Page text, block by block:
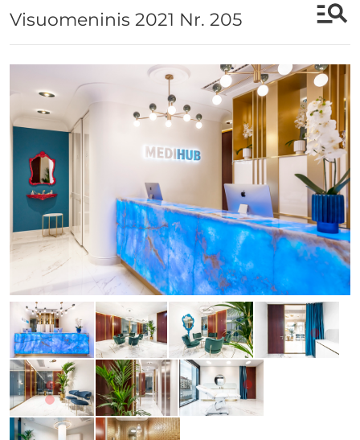
Visuomeninis 2021 Nr. 205